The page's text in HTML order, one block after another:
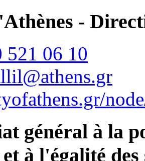
-
521 06 10
général à la
à l'égalité des